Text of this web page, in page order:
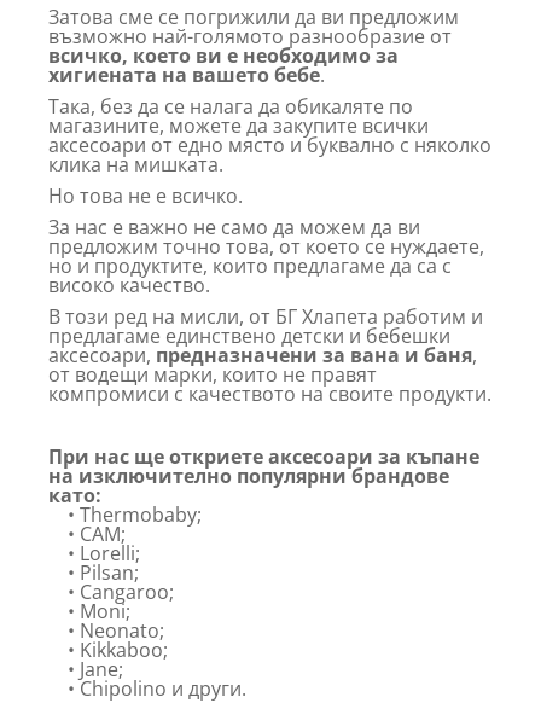
Затова сме се погрижили да ви предложим
възможно най-голямото разнообразие от
всичко, което ви е необходимо за
хигиената на вашето бебе.
Така, без да се налага да обикаляте по
магазините, можете да закупите всички
аксесоари от едно място и буквално с няколко
клика на мишката.
Но това не е всичко.
За нас е важно не само да можем да ви
предложим точно това, от което се нуждаете,
но и продуктите, които предлагаме да са с
високо качество.
В този ред на мисли, от БГ Хлапета работим и
предлагаме единствено детски и бебешки
аксесоари, предназначени за вана и баня,
от водещи марки, които не правят
компромиси с качеството на своите продукти.
При нас ще откриете аксесоари за къпане
на изключително популярни брандове
като:
• Thermobaby;
• CAM;
• Lorelli;
• Pilsan;
• Cangaroo;
• Moni;
• Neonato;
• Kikkaboo;
• Jane;
• Chipolino и други.